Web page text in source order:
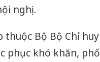
nghị.
Bộ Bộ Chỉ
phục khó khăn,